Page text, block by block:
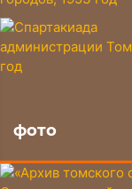
фото